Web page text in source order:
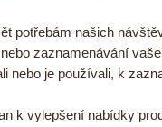
potřebám našich
zaznamenávání
nebo je používali, k
k vylepšení nabídky